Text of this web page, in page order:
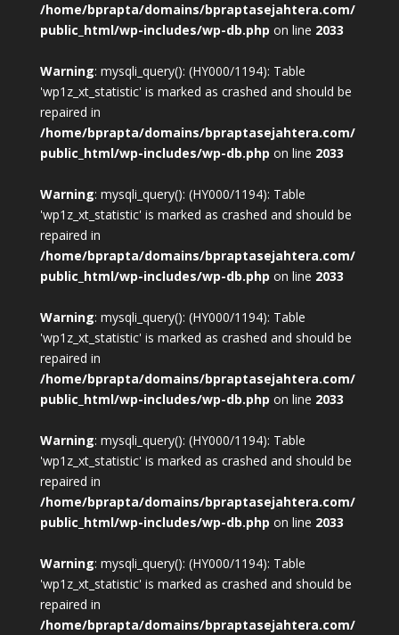
/home/bprapta/domains/bpraptasejahtera.com/
public_html/wp-includes/wp-db.php on line 2033
Warning: mysqli_query(): (HY000/1194): Table
'wp1z_xt_statistic' is marked as crashed and should be
repaired in
/home/bprapta/domains/bpraptasejahtera.com/
public_html/wp-includes/wp-db.php on line 2033
Warning: mysqli_query(): (HY000/1194): Table
'wp1z_xt_statistic' is marked as crashed and should be
repaired in
/home/bprapta/domains/bpraptasejahtera.com/
public_html/wp-includes/wp-db.php on line 2033
Warning: mysqli_query(): (HY000/1194): Table
'wp1z_xt_statistic' is marked as crashed and should be
repaired in
/home/bprapta/domains/bpraptasejahtera.com/
public_html/wp-includes/wp-db.php on line 2033
Warning: mysqli_query(): (HY000/1194): Table
'wp1z_xt_statistic' is marked as crashed and should be
repaired in
/home/bprapta/domains/bpraptasejahtera.com/
public_html/wp-includes/wp-db.php on line 2033
Warning: mysqli_query(): (HY000/1194): Table
'wp1z_xt_statistic' is marked as crashed and should be
repaired in
/home/bprapta/domains/bpraptasejahtera.com/